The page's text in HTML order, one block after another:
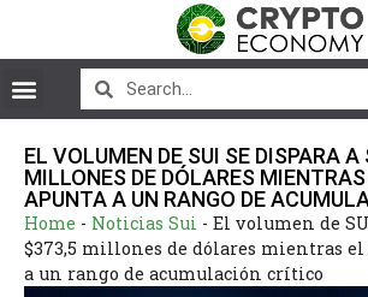
EL VOLUMEN DE SUI SE DISPARA
MILLONES DE DÓLARES
APUNTA A UN RANGO DE
Home - Noticias Sui - El volumen de
$373,5 millones de dólares mientras
a un rango de acumulación crítico